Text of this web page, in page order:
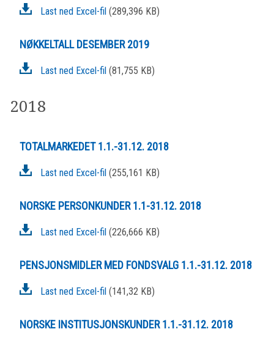
Last ned Excel-fil (289,396 KB)
NØKKELTALL DESEMBER 2019
Last ned Excel-fil (81,755 KB)
2018
TOTALMARKEDET 1.1.-31.12. 2018
Last ned Excel-fil (255,161 KB)
NORSKE PERSONKUNDER 1.1-31.12. 2018
Last ned Excel-fil (226,666 KB)
PENSJONSMIDLER MED FONDSVALG 1.1.-31.12. 2018
Last ned Excel-fil (141,32 KB)
NORSKE INSTITUSJONSKUNDER 1.1.-31.12. 2018